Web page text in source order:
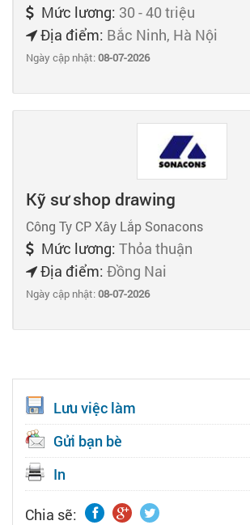
Mức lương: 30 - 40 triệu
Địa điểm: Bắc Ninh, Hà Nội
Ngày cập nhật:08-07-2026
Kỹ sư shop drawing
Công Ty CP Xây Lắp Sonacons
Mức lương: Thỏa thuận
Địa điểm: Đồng Nai
Ngày cập nhật:08-07-2026
Lưu việc làm
Gửi bạn bè
In
Chia sẽ: